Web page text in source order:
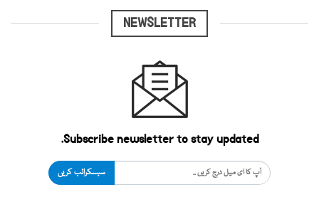
NEWSLETTER
Subscribe newsletter to stay updated.
سبسکرائب کریں